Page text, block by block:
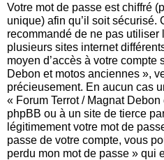
Votre mot de passe est chiffré
unique) afin qu’il soit sécurisé.
recommandé de ne pas utiliser
plusieurs sites internet
moyen d’accès à votre compte
Debon et motos anciennes »,
précieusement. En aucun cas
« Forum Terrot / Magnat
phpBB ou à un site de tierce
légitimement votre mot de
passe de votre compte, vous
perdu mon mot de passe » qui